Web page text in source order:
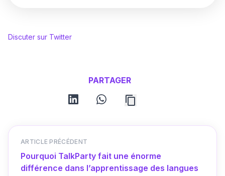
Discuter sur Twitter
PARTAGER
linkedin whatsapp
ARTICLE PRÉCÉDENT
Pourquoi TalkParty fait une énorme
différence dans l’apprentissage des langues